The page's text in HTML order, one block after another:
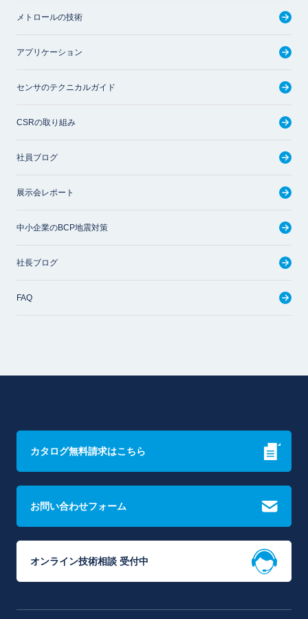
メトロールの技術
アプリケーション
センサのテクニカルガイド
CSRの取り組み
社員ブログ
展示会レポート
中小企業のBCP地震対策
社長ブログ
FAQ
カタログ無料請求はこちら
お問い合わせフォーム
オンライン技術相談 受付中